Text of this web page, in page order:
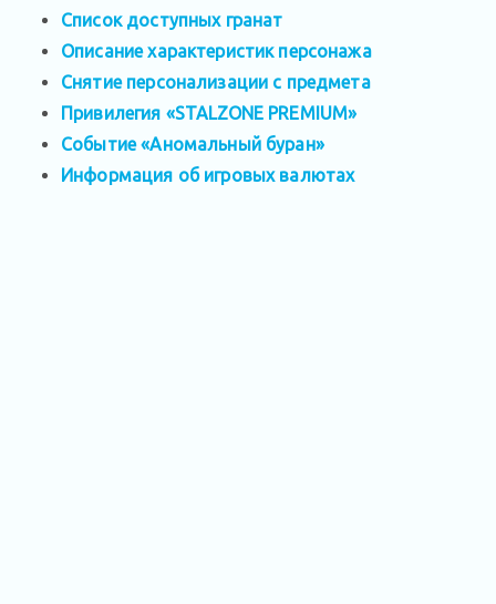
Список доступных гранат
Описание характеристик персонажа
Снятие персонализации с предмета
Привилегия «STALZONE PREMIUM»
Событие «Аномальный буран»
Информация об игровых валютах